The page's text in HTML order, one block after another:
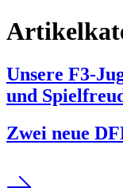
Unsere F3-
und
Zwei neue